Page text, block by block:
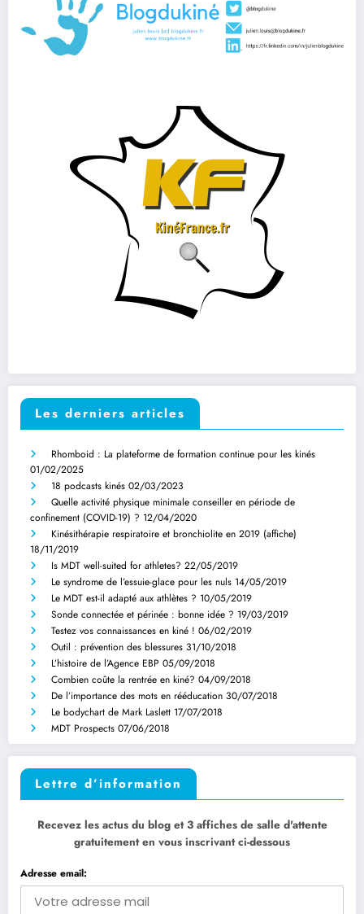
Les derniers articles
Rhomboid : La plateforme de formation continue pour les kinés
01/02/2025
18 podcasts kinés 02/03/2023
Quelle activité physique minimale conseiller en période de
confinement (COVID-19) ? 12/04/2020
Kinésithérapie respiratoire et bronchiolite en 2019 (affiche)
18/11/2019
Is MDT well-suited for athletes? 22/05/2019
Le syndrome de l’essuie-glace pour les nuls 14/05/2019
Le MDT est-il adapté aux athlètes ? 10/05/2019
Sonde connectée et périnée : bonne idée ? 19/03/2019
Testez vos connaissances en kiné ! 06/02/2019
Outil : prévention des blessures 31/10/2018
L’histoire de l’Agence EBP 05/09/2018
Combien coûte la rentrée en kiné? 04/09/2018
De l’importance des mots en rééducation 30/07/2018
Le bodychart de Mark Laslett 17/07/2018
MDT Prospects 07/06/2018
Lettre d’information
Recevez les actus du blog et 3 affiches de salle d'attente
gratuitement en vous inscrivant ci-dessous
Adresse email: